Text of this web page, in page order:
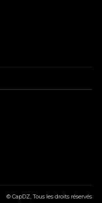
© CapDZ, Tous les droits réservés